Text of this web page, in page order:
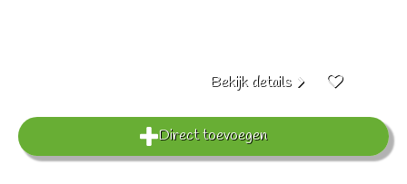
Bekijk details
Direct toevoegen